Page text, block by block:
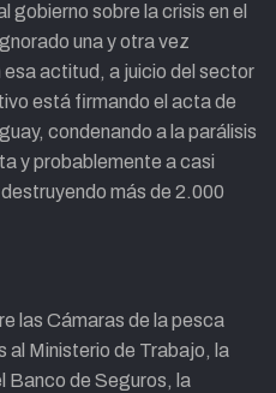
gobierno sobre la crisis en el
una y otra vez
actitud, a juicio del sector
está firmando el acta de
condenando a la parálisis
y probablemente a casi
más de 2.000
las Cámaras de la pesca
al Ministerio de Trabajo, la
Banco de Seguros, la